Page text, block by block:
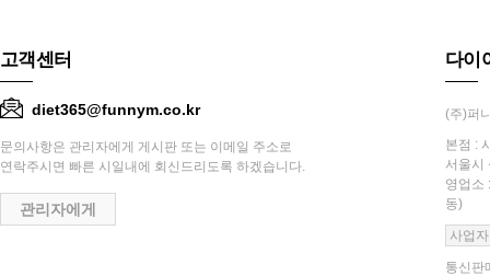
고객센터
diet365@funnym.co.kr
문의사항은 관리자에게 게시판 또는 이메일 주소로
연락주시면 빠른 시일내에 회신드리도록 하겠습니다.
관리자에게
다이
(주)퍼
본점 :
서울시
영업소
동)
사업
통신판